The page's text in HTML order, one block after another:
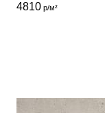
4810р/м²